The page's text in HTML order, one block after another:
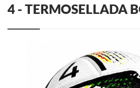
4 - TERMOSELLADA